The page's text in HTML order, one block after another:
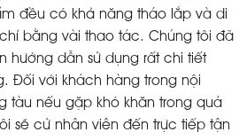
đều có khả năng tháo lắp và di
bằng vài thao tác. Chúng tôi đã
hướng dẫn sử dụng rất chi tiết
Đối với khách hàng trong nội
tàu nếu gặp khó khăn trong quá
sẽ cử nhân viên đến trực tiếp tận